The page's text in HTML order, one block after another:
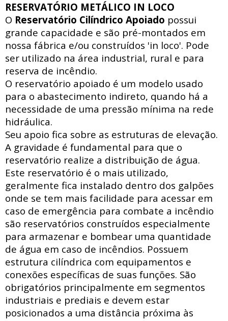
RESERVATÓRIO METÁLICO IN LOCO
O Reservatório Cilíndrico Apoiado possui
grande capacidade e são pré-montados em
nossa fábrica e/ou construídos 'in loco'. Pode
ser utilizado na área industrial, rural e para
reserva de incêndio.
O reservatório apoiado é um modelo usado
para o abastecimento indireto, quando há a
necessidade de uma pressão mínima na rede
hidráulica.
Seu apoio fica sobre as estruturas de elevação.
A gravidade é fundamental para que o
reservatório realize a distribuição de água.
Este reservatório é o mais utilizado,
geralmente fica instalado dentro dos galpões
onde se tem mais facilidade para acessar em
caso de emergência para combate a incêndio
são reservatórios construídos especialmente
para armazenar e bombear uma quantidade
de água em caso de incêndios. Possuem
estrutura cilíndrica com equipamentos e
conexões específicas de suas funções. São
obrigatórios principalmente em segmentos
industriais e prediais e devem estar
posicionados a uma distância próxima às